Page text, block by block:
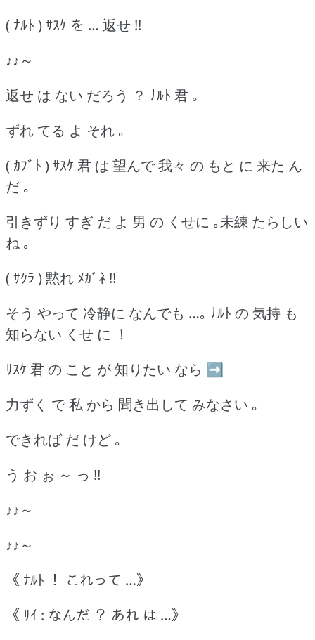
( ﾅﾙﾄ ) ｻｽｹ を … 返せ !!
♪♪～
返せ は ない だろう ？ ﾅﾙﾄ 君 ｡
ずれ てる よ それ ｡
( ｶﾌﾞﾄ ) ｻｽｹ 君 は 望んで 我々 の もと に 来た ん
だ ｡
引きずり すぎ だ よ 男 の くせに ｡未練 たらしい
ね ｡
( ｻｸﾗ ) 黙れ ﾒｶﾞﾈ !!
そう やって 冷静に なんでも …｡ ﾅﾙﾄ の 気持 も
知らない くせ に ！
ｻｽｹ 君 の こと が 知りたい なら ➡
力ずく で 私 から 聞き出して みなさい ｡
できれば だ けど ｡
う お ぉ ～ っ !!
♪♪～
♪♪～
《 ﾅﾙﾄ ！ これって …》
《 ｻｲ : なんだ ？ あれ は …》